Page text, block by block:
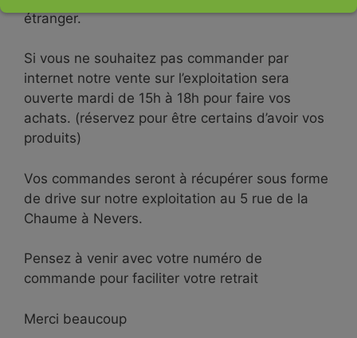
étranger.
Si vous ne souhaitez pas commander par
internet notre vente sur l’exploitation sera
ouverte mardi de 15h à 18h pour faire vos
achats. (réservez pour être certains d’avoir vos
produits)
Vos commandes seront à récupérer sous forme
de drive sur notre exploitation au 5 rue de la
Chaume à Nevers.
Pensez à venir avec votre numéro de
commande pour faciliter votre retrait
Merci beaucoup